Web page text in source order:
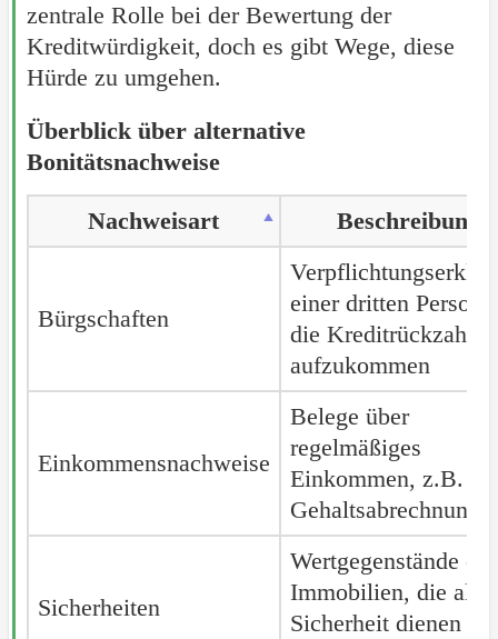
zentrale Rolle bei der Bewertung der
Kreditwürdigkeit, doch es gibt Wege, diese
Hürde zu umgehen.
Überblick über alternative
Bonitätsnachweise
Nachweisart Beschreibung
Bürgschaften
einer dritten Person,
die
aufzukommen
Einkommensnachweise
Belege über
regelmäßiges
Einkommen, z.B.
Sicherheiten
Wertgegenstände
Immobilien, die als
Sicherheit dienen